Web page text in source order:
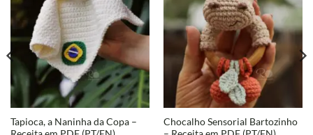
Tapioca, a Naninha da Copa –
Chocalho Sensorial Bartozinho